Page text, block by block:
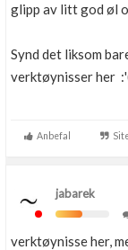
glipp av litt god øl
Synd det liksom
verktøynisser her
Anbefal
jabarek
verktøynisse her,